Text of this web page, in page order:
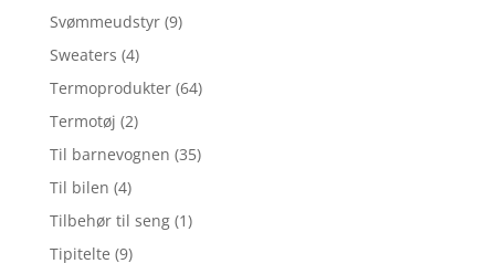
Svømmeudstyr (9)
Sweaters (4)
Termoprodukter (64)
Termotøj (2)
Til barnevognen (35)
Til bilen (4)
Tilbehør til seng (1)
Tipitelte (9)